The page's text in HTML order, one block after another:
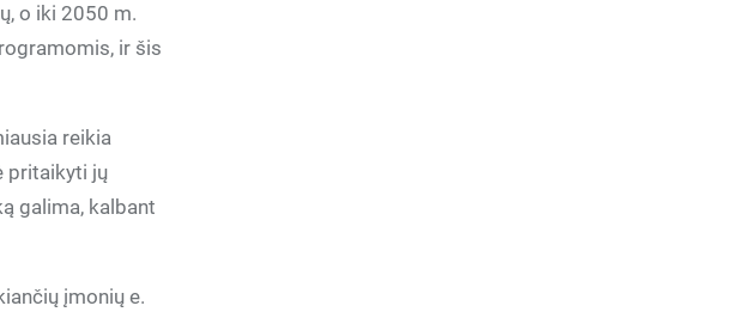
o iki 2050 m.
ir šis
reikia
pritaikyti jų
galima, kalbant
įmonių e.